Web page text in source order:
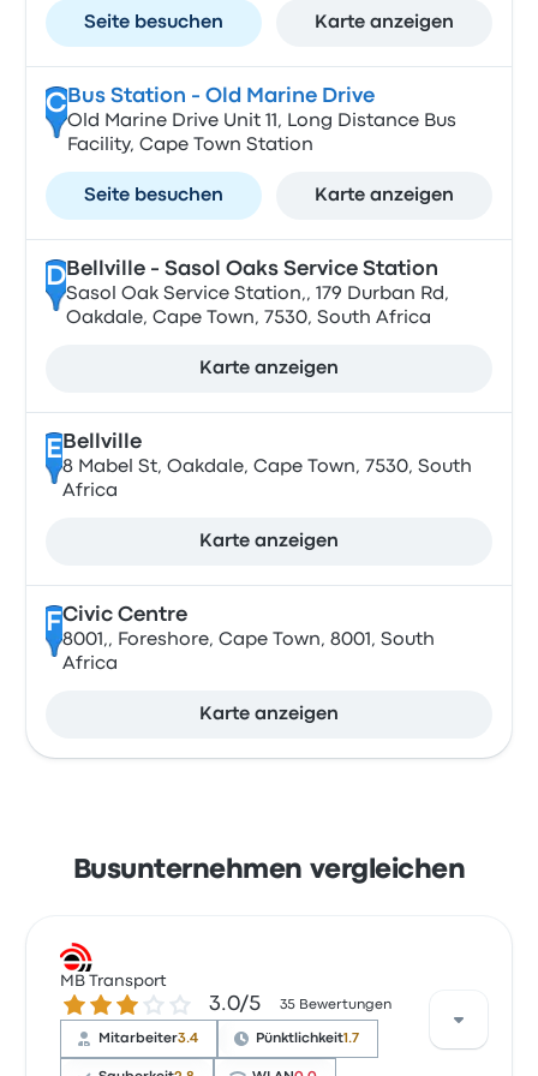
Seite besuchen Karte anzeigen
CBus Station - Old Marine Drive
Old Marine Drive Unit 11, Long Distance Bus
Facility, Cape Town Station
Seite besuchen Karte anzeigen
DBellville - Sasol Oaks Service Station
Sasol Oak Service Station,, 179 Durban Rd,
Oakdale, Cape Town, 7530, South Africa
Karte anzeigen
E Bellville
8 Mabel St, Oakdale, Cape Town, 7530, South
Africa
Karte anzeigen
FCivic Centre
8001,, Foreshore, Cape Town, 8001, South
Africa
Karte anzeigen
Busunternehmen vergleichen
MB Transport
3.0 von 5 Sternen3.0/5 35 Bewertungen
Mitarbeiter3.4 Pünktlichkeit1.7